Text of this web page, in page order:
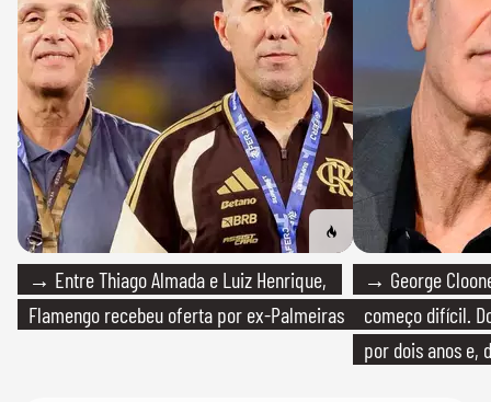
→ Entre Thiago Almada e Luiz Henrique,
Flamengo recebeu oferta por ex-Palmeiras
→ George
começo difícil.
por dois anos e,